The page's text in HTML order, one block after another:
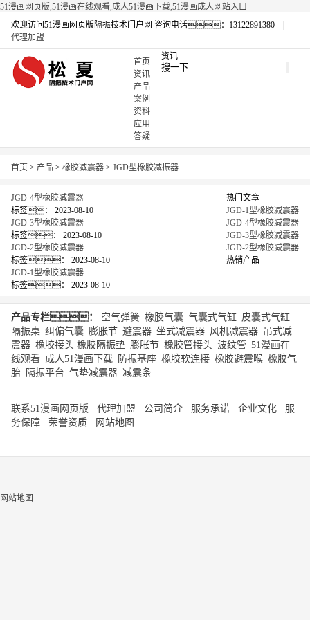
51漫画网页版,51漫画在线观看,成人51漫画下载,51漫画成人网站入口
欢迎访问51漫画网页版隔振技术门户网 咨询电话：13122891380 |
代理加盟
首页
资讯
产品
案例
资料
应用
答疑
资讯
首页 > 产品 > 橡胶减震器 > JGD型橡胶减振器
JGD-4型橡胶减震器
标签：
2023-08-10
JGD-3型橡胶减震器
标签：
2023-08-10
JGD-2型橡胶减震器
标签：
2023-08-10
JGD-1型橡胶减震器
标签：
2023-08-10
热门文章
JGD-1型橡胶减震器
JGD-4型橡胶减震器
JGD-3型橡胶减震器
JGD-2型橡胶减震器
热销产品
产品专栏： 空气弹簧 橡胶气囊 气囊式气缸 皮囊式气缸
隔振桌 纠偏气囊 膨胀节 避震器 坐式减震器 风机减震器 吊式减
震器 橡胶接头 橡胶隔振垫 膨胀节 橡胶管接头 波纹管 51漫画在
线观看 成人51漫画下载 防振基座 橡胶软连接 橡胶避震喉 橡胶气
胎 隔振平台 气垫减震器 减震条
联系51漫画网页版 代理加盟 公司简介 服务承诺 企业文化
服
务保障
荣誉资质 网站地图
网站地图